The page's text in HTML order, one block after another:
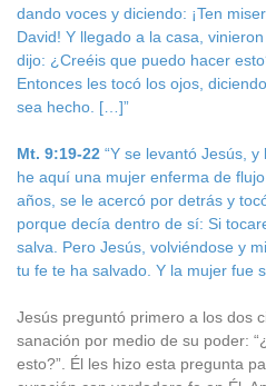
dando voces y diciendo: ¡Ten
David! Y llegado a la casa,
dijo: ¿Creéis que puedo hacer
Entonces les tocó los ojos,
sea hecho. […]”
Mt. 9:19-22 “Y se levantó Jesús,
he aquí una mujer enferma de
años, se le acercó por detrás y
porque decía dentro de sí: Si
salva. Pero Jesús, volviéndose y
tu fe te ha salvado. Y la mujer fue
Jesús preguntó primero a los dos
sanación por medio de su poder:
esto?”. Él les hizo esta pregunta